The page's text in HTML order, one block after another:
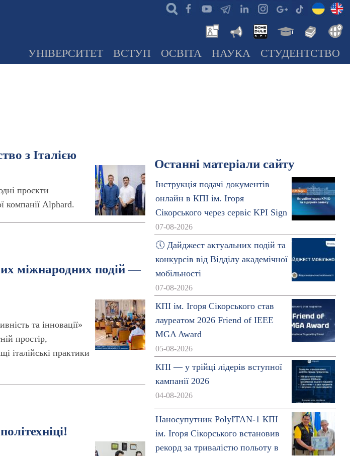
УНІВЕРСИТЕТ ВСТУП ОСВІТА НАУКА СТУДЕНТСТВО
з Італією
проєкти
компанії Alphard.
міжнародних подій —
та інновації»
простір,
італійські практики
Останні матеріали сайту
Інструкція подачі документів
онлайн в КПІ ім. Ігоря
Сікорського через сервіс KPI Sign
07-08-2026
🕔 Дайджест актуальних подій та
конкурсів від Відділу академічної
мобільності
07-08-2026
КПІ ім. Ігоря Сікорського став
лауреатом 2026 Friend of IEEE
MGA Award
05-08-2026
КПІ — у трійці лідерів вступної
кампанії 2026
04-08-2026
Наносупутник PolyITAN-1 КПІ
ім. Ігоря Сікорського встановив
рекорд за тривалістю польоту в